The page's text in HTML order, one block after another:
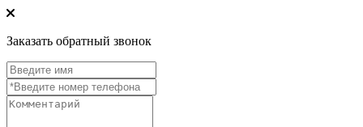
Заказать обратный звонок